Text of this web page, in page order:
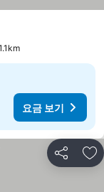
요금 보기
공유 즐